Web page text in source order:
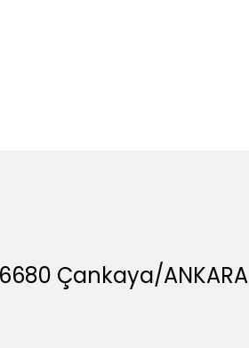
Çankaya/ANKARA